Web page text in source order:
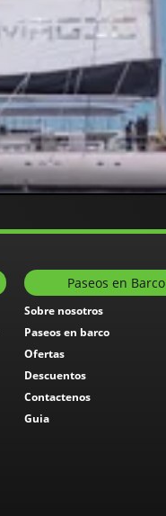
Paseos en Barco
Sobre nosotros
Paseos en barco
Ofertas
Descuentos
Contactenos
Guia